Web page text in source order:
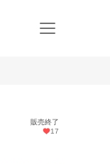
販売終了
17